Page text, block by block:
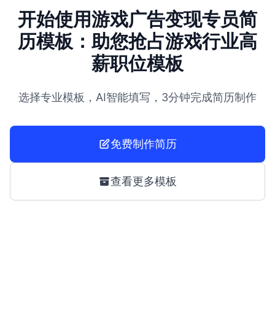
开始使用游戏广告变现专员简
历模板：助您抢占游戏行业高
薪职位模板
选择专业模板，AI智能填写，3分钟完成简历制作
免费制作简历
查看更多模板